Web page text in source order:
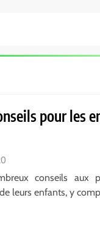
pour les
conseils aux
leurs enfants, y